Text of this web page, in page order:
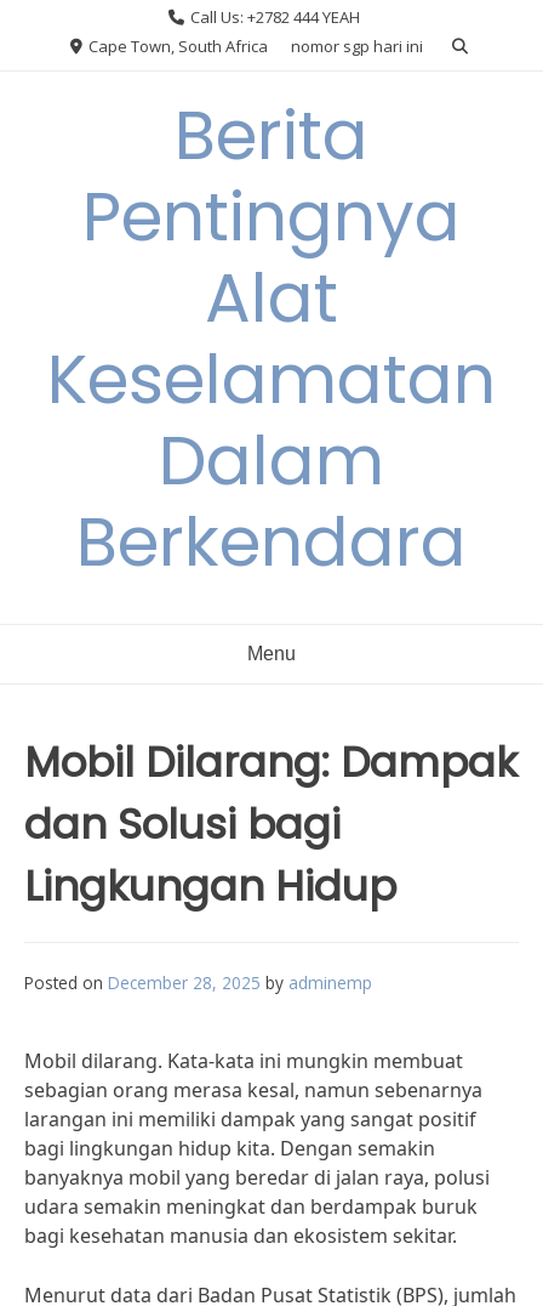
Call Us: +2782 444 YEAH
Cape Town, South Africa
nomor sgp hari ini
Berita
Pentingnya
Alat
Keselamatan
Dalam
Berkendara
Menu
Mobil Dilarang: Dampak
dan Solusi bagi
Lingkungan Hidup
Posted on December 28, 2025 by adminemp
Mobil dilarang. Kata-kata ini mungkin membuat
sebagian orang merasa kesal, namun sebenarnya
larangan ini memiliki dampak yang sangat positif
bagi lingkungan hidup kita. Dengan semakin
banyaknya mobil yang beredar di jalan raya, polusi
udara semakin meningkat dan berdampak buruk
bagi kesehatan manusia dan ekosistem sekitar.
Menurut data dari Badan Pusat Statistik (BPS), jumlah